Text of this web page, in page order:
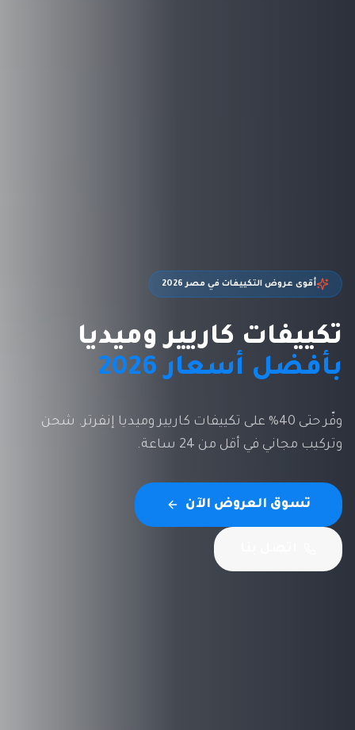
أقوى عروض التكييفات في مصر 2026
تكييفات كاريير وميديا
بأفضل أسعار 2026
وفّر حتى 40% على تكييفات كاريير وميديا إنفرتر. شحن
وتركيب مجاني في أقل من 24 ساعة.
تسوق العروض الآن